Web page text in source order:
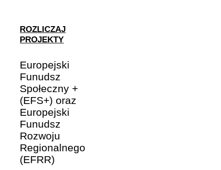
ROZLICZAJ
PROJEKTY
Europejski
Funudsz
Społeczny +
(EFS+) oraz
Europejski
Funudsz
Rozwoju
Regionalnego
(EFRR)